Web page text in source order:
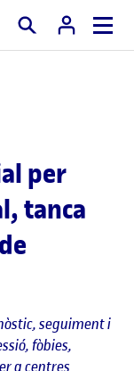
Cercar
per
tanca
seguiment i
fòbies,
a centres